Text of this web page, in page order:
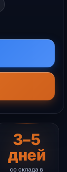
3–5
дней
со склада в